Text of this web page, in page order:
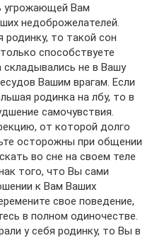
угрожающей Вам
недоброжелателей.
родинку, то такой сон
способствуете
не в Вашу
Вашим врагам. Если
родинка на лбу, то в
самочувствия.
от которой долго
осторожны при общении
во сне на своем теле
того, что Вы сами
к Вам Ваших
свое поведение,
в полном одиночестве.
у себя родинку, то Вы в